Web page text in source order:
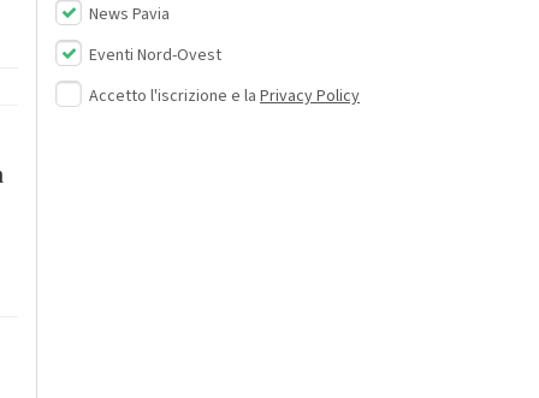
News Pavia
Eventi Nord-Ovest
Accetto l'iscrizione e la Privacy Policy